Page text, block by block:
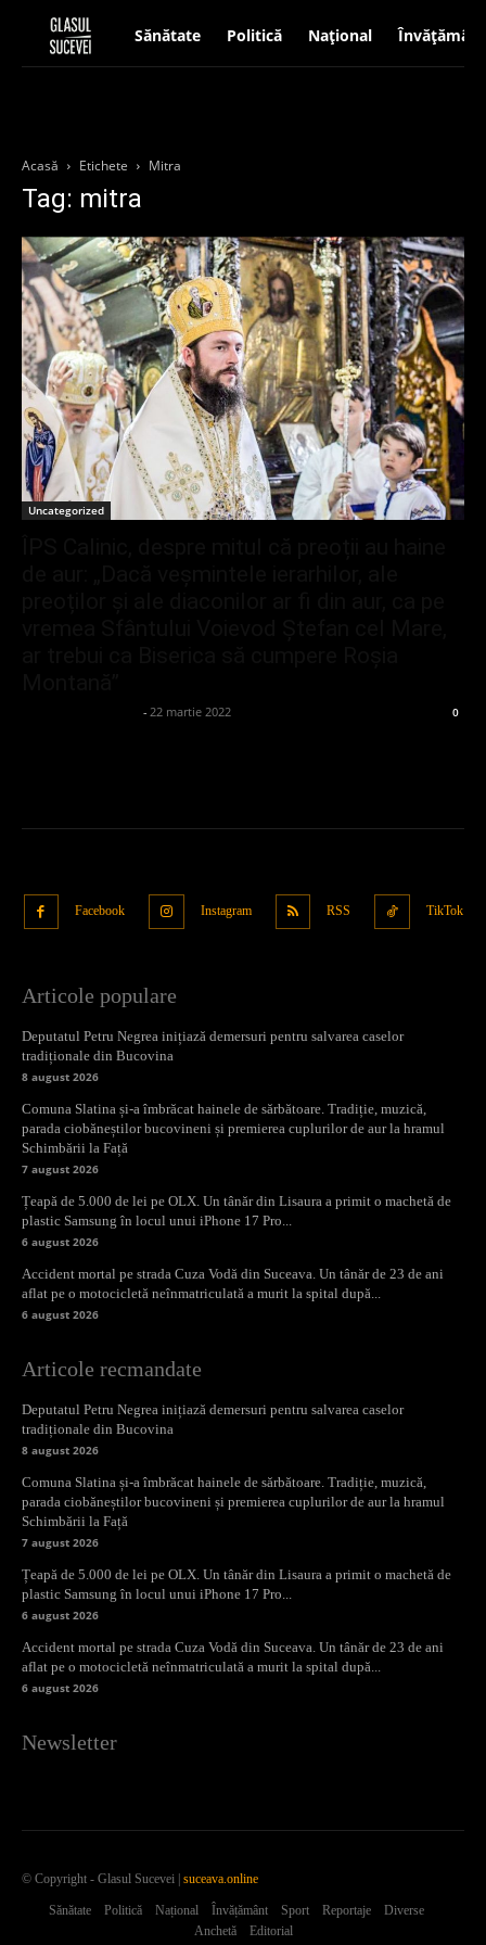
Sănătate Politică Național Învățământ
Acasă Etichete Mitra
Tag: mitra
Uncategorized
- 22 martie 2022 0
Facebook Instagram RSS TikTok
Articole populare
Deputatul Petru Negrea inițiază demersuri pentru salvarea caselor
tradiționale din Bucovina
8 august 2026
Comuna Slatina și-a îmbrăcat hainele de sărbătoare. Tradiție, muzică,
parada ciobăneștilor bucovineni și premierea cuplurilor de aur la hramul
Schimbării la Față
7 august 2026
Țeapă de 5.000 de lei pe OLX. Un tânăr din Lisaura a primit o machetă de
plastic Samsung în locul unui iPhone 17 Pro...
6 august 2026
Accident mortal pe strada Cuza Vodă din Suceava. Un tânăr de 23 de ani
aflat pe o motocicletă neînmatriculată a murit la spital după...
6 august 2026
Articole recmandate
Deputatul Petru Negrea inițiază demersuri pentru salvarea caselor
tradiționale din Bucovina
8 august 2026
Comuna Slatina și-a îmbrăcat hainele de sărbătoare. Tradiție, muzică,
parada ciobăneștilor bucovineni și premierea cuplurilor de aur la hramul
Schimbării la Față
7 august 2026
Țeapă de 5.000 de lei pe OLX. Un tânăr din Lisaura a primit o machetă de
plastic Samsung în locul unui iPhone 17 Pro...
6 august 2026
Accident mortal pe strada Cuza Vodă din Suceava. Un tânăr de 23 de ani
aflat pe o motocicletă neînmatriculată a murit la spital după...
6 august 2026
Newsletter
© Copyright - Glasul Sucevei | suceava.online
Sănătate Politică Național Învățământ Sport Reportaje
Diverse
Anchetă
Editorial